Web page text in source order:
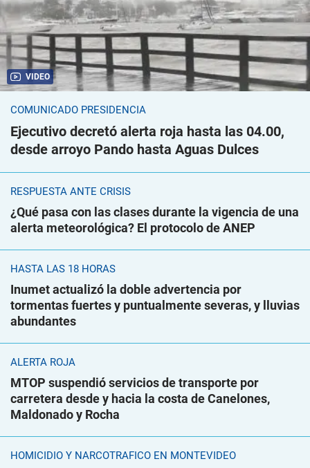
VIDEO
COMUNICADO PRESIDENCIA
Ejecutivo decretó alerta roja hasta las 04.00,
desde arroyo Pando hasta Aguas Dulces
RESPUESTA ANTE CRISIS
¿Qué pasa con las clases durante la vigencia de una
alerta meteorológica? El protocolo de ANEP
HASTA LAS 18 HORAS
Inumet actualizó la doble advertencia por
tormentas fuertes y puntualmente severas, y lluvias
abundantes
ALERTA ROJA
MTOP suspendió servicios de transporte por
carretera desde y hacia la costa de Canelones,
Maldonado y Rocha
HOMICIDIO Y NARCOTRÁFICO EN MONTEVIDEO